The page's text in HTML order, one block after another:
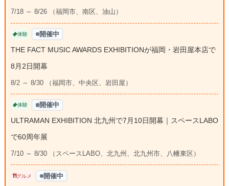
7/18 ～ 8/26 （福岡市、南区、油山）
体験 開催中
THE FACT MUSIC AWARDS EXHIBITIONが福岡・岩田屋本店で
8月2日開幕
8/2 ～ 8/30 （福岡市、中央区、岩田屋）
体験 開催中
ULTRAMAN EXHIBITION 北九州で7月10日開幕｜スペースLABO
で60周年展
7/10 ～ 8/30 （スペースLABO、北九州、北九州市、八幡東区）
グルメ 開催中